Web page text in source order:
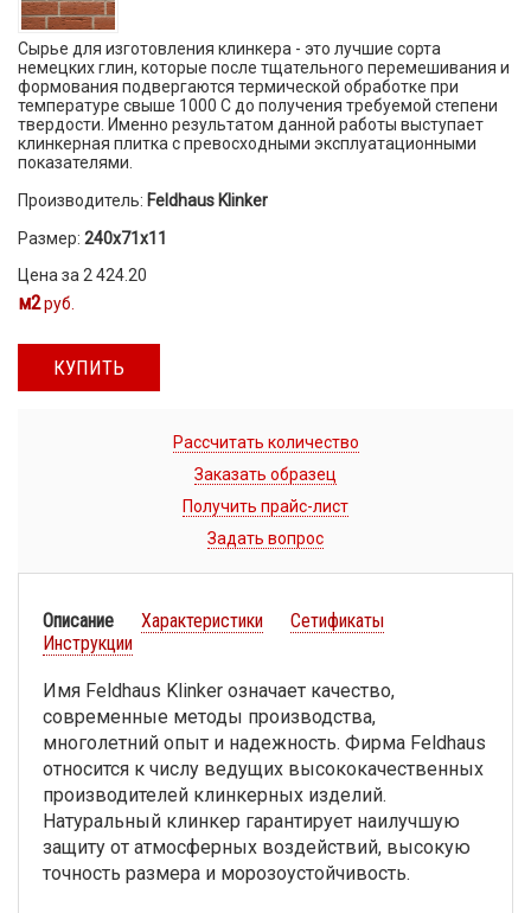
Сырье для изготовления клинкера - это лучшие сорта
немецких глин, которые после тщательного перемешивания и
формования подвергаются термической обработке при
температуре свыше 1000 С до получения требуемой степени
твердости. Именно результатом данной работы выступает
клинкерная плитка с превосходными эксплуатационными
показателями.
Производитель: Feldhaus Klinker
Размер: 240х71х11
Цена за 2 424.20
м2руб.
КУПИТЬ
Рассчитать количество
Заказать образец
Получить прайс-лист
Задать вопрос
Описание Характеристики
Сетификаты
Инструкции
Имя Feldhaus Klinker означает качество,
современные методы производства,
многолетний опыт и надежность. Фирма Feldhaus
относится к числу ведущих высококачественных
производителей клинкерных изделий.
Натуральный клинкер гарантирует наилучшую
защиту от атмосферных воздействий, высокую
точность размера и морозоустойчивость.